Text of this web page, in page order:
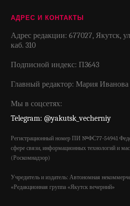
АДРЕС И КОНТАКТЫ
Адрес редакции: 677027, Якутск,
каб. 310
Подписной индекс: П3643
Главный редактор: Мария Иванова
Мы в соцсетях:
Telegram: @yakutsk_vecherniy
Регистрационный номер ПИ №ФС77-54941
сфере связи, информационных технологий и
(Роскомнадзор)
Учредитель и издатель: Автономная
«Редакционная группа «Якутск вечерний»